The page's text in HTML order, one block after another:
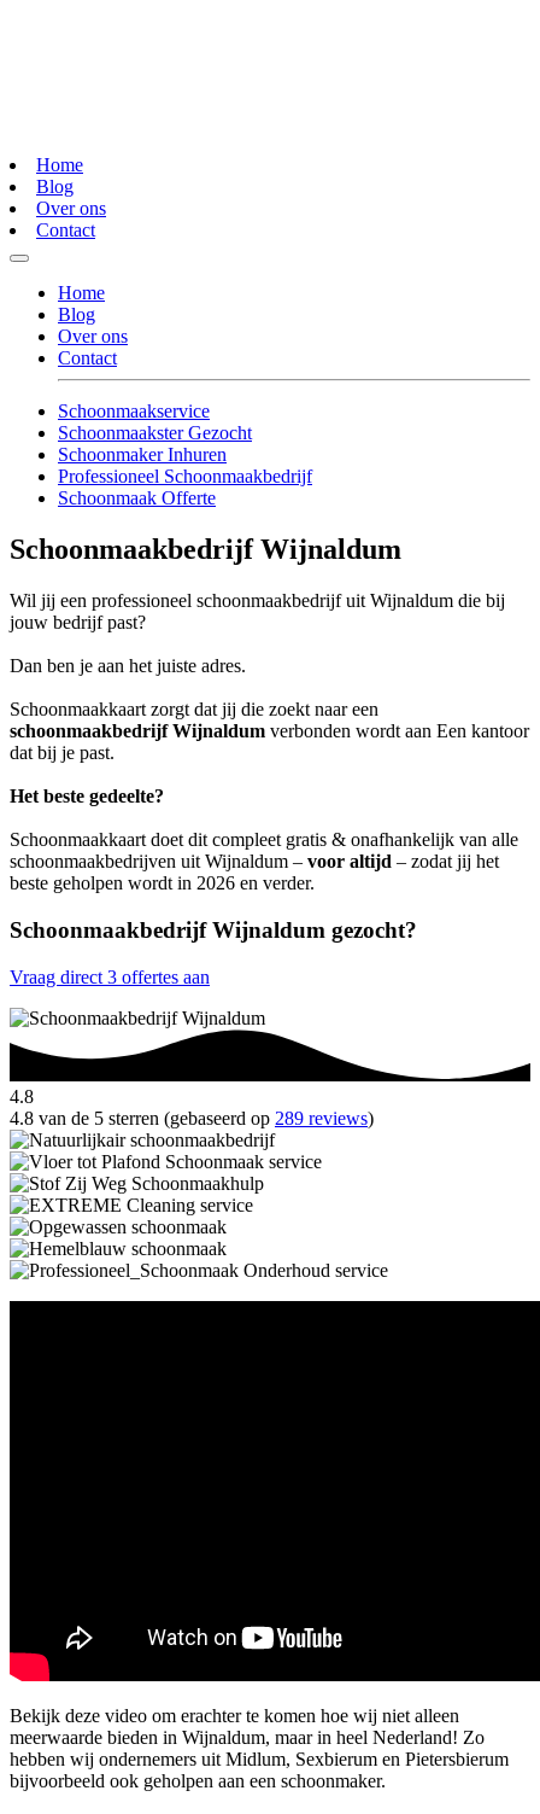
Home
Blog
Over ons
Contact
Home
Blog
Over ons
Contact
Schoonmaakservice
Schoonmaakster Gezocht
Schoonmaker Inhuren
Professioneel Schoonmaakbedrijf
Schoonmaak Offerte
Schoonmaakbedrijf Wijnaldum
Wil jij een professioneel schoonmaakbedrijf uit Wijnaldum die bij
jouw bedrijf past?
Dan ben je aan het juiste adres.
Schoonmaakkaart zorgt dat jij die zoekt naar een
schoonmaakbedrijf Wijnaldum verbonden wordt aan Een kantoor
dat bij je past.
Het beste gedeelte?
Schoonmaakkaart doet dit compleet gratis & onafhankelijk van alle
schoonmaakbedrijven uit Wijnaldum – voor altijd – zodat jij het
beste geholpen wordt in 2026 en verder.
Schoonmaakbedrijf Wijnaldum gezocht?
Vraag direct 3 offertes aan
4.8
4.8 van de 5 sterren (gebaseerd op 289 reviews)
Bekijk deze video om erachter te komen hoe wij niet alleen
meerwaarde bieden in Wijnaldum, maar in heel Nederland! Zo
hebben wij ondernemers uit Midlum, Sexbierum en Pietersbierum
bijvoorbeeld ook geholpen aan een schoonmaker.